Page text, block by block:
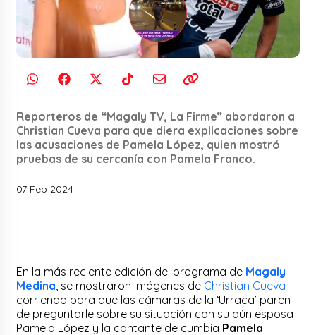
Reporteros de “Magaly TV, La Firme” abordaron a
Christian Cueva para que diera explicaciones sobre
las acusaciones de Pamela López, quien mostró
pruebas de su cercanía con Pamela Franco.
07 Feb 2024
En la más reciente edición del programa de Magaly
Medina , se mostraron imágenes de Christian Cueva
corriendo para que las cámaras de la ‘Urraca’ paren
de preguntarle sobre su situación con su aún esposa
Pamela López y la cantante de cumbia Pamela